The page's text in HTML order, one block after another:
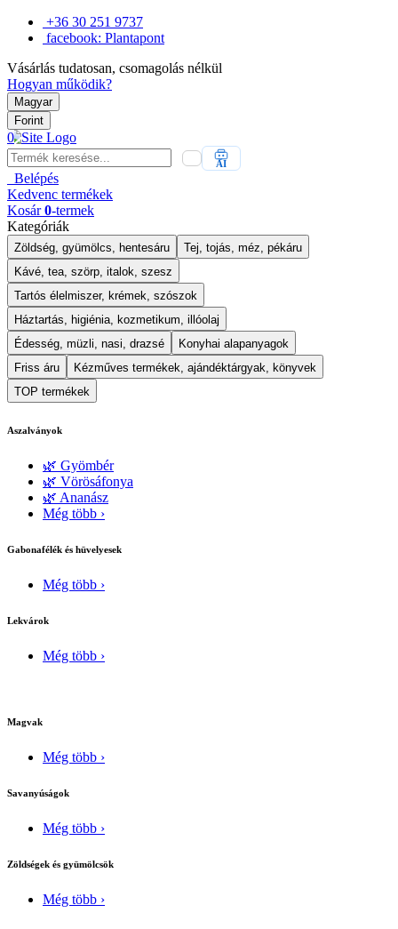
+36 30 251 9737
facebook: Plantapont
Vásárlás tudatosan, csomagolás nélkül
Hogyan működik?
Magyar
Forint
0
AI
Belépés
Kedvenc termékek
Kosár 0-termek
Kategóriák
Zöldség, gyümölcs, hentesáru
Tej, tojás, méz, pékáru
Kávé, tea, szörp, italok, szesz
Tartós élelmiszer, krémek, szószok
Háztartás, higiénia, kozmetikum, illóolaj
Édesség, müzli, nasi, drazsé
Konyhai alapanyagok
Friss áru
Kézműves termékek, ajándéktárgyak, könyvek
TOP termékek
Aszalványok
🌿 Gyömbér
🌿 Vörösáfonya
🌿 Ananász
Még több ›
Gabonafélék és hüvelyesek
Még több ›
Lekvárok
Még több ›
Magvak
Még több ›
Savanyúságok
Még több ›
Zöldségek és gyümölcsök
Még több ›